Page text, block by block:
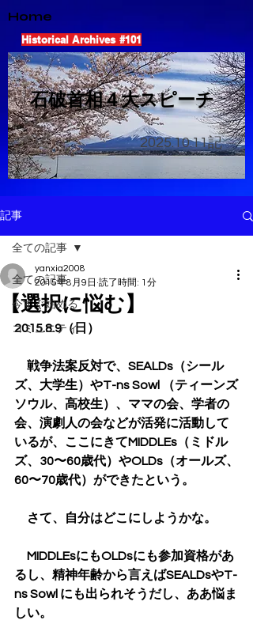
Home
Historical Archives #101
​石破首相４大スピーチ
2025.10.11記
記事
全ての記事
今すぐ始める
コミュニティ
全ての記事
【選択に悩む】
yanxia2008
2015年8月9日 読了時間: 1分
2015.8.9（日）
戦争法案反対で、SEALDs（シール
ズ、大学生）やT-ns Sowl （ティーンズ
ソウル、高校生）、ママの会、学者の
会、演劇人の会などが活発に活動して
いるが、ここにきてMIDDLEs（ミドル
ズ、30〜60歳代）やOLDs（オールズ、
60〜70歳代）ができたという。
さて、自分はどこにしようかな。
MIDDLEsにもOLDsにも参加資格があ
るし、精神年齢から言えばSEALDsやT-
ns Sowl にも出られそうだし、ああ悩ま
しい。